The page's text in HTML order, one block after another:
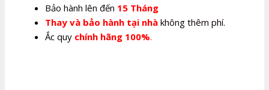
Bảo hành lên đến 15 Tháng
Thay và bảo hành tại nhà không thêm phí.
Ắc quy chính hãng 100%.